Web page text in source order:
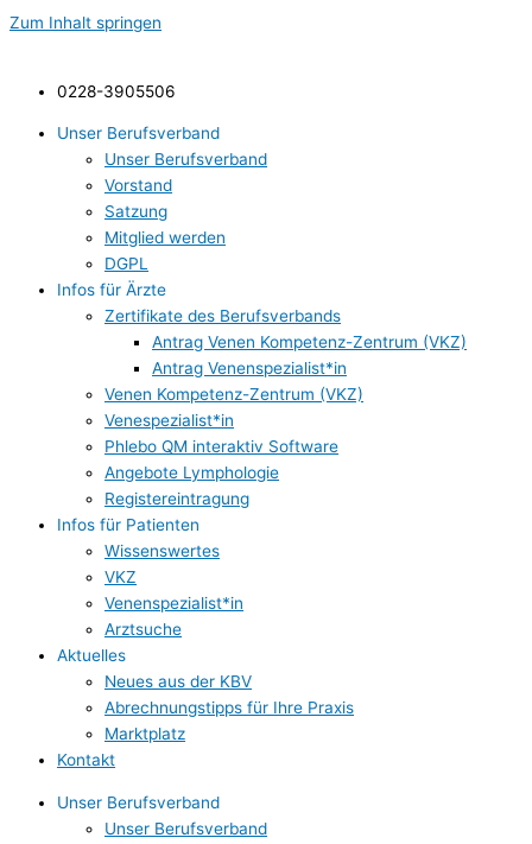
Zum Inhalt springen
0228-3905506
Unser Berufsverband
Unser Berufsverband
Vorstand
Satzung
Mitglied werden
DGPL
Infos für Ärzte
Zertifikate des Berufsverbands
Antrag Venen Kompetenz-Zentrum (VKZ)
Antrag Venenspezialist*in
Venen Kompetenz-Zentrum (VKZ)
Venespezialist*in
Phlebo QM interaktiv Software
Angebote Lymphologie
Registereintragung
Infos für Patienten
Wissenswertes
VKZ
Venenspezialist*in
Arztsuche
Aktuelles
Neues aus der KBV
Abrechnungstipps für Ihre Praxis
Marktplatz
Kontakt
Unser Berufsverband
Unser Berufsverband